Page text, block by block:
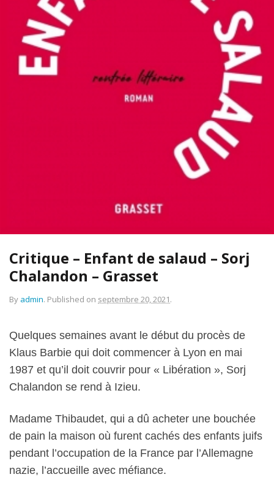
Critique – Enfant de salaud – Sorj
Chalandon – Grasset
By admin. Published on septembre 20, 2021.
Quelques semaines avant le début du procès de
Klaus Barbie qui doit commencer à Lyon en mai
1987 et qu’il doit couvrir pour « Libération », Sorj
Chalandon se rend à Izieu.
Madame Thibaudet, qui a dû acheter une bouchée
de pain la maison où furent cachés des enfants juifs
pendant l’occupation de la France par l’Allemagne
nazie, l’accueille avec méfiance.